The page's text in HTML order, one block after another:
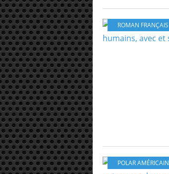
ROMAN FRANÇAIS
POLAR AMÉRICAIN